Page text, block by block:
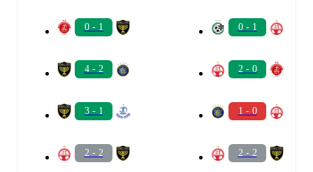
0 - 1
4 - 2
3 - 1
2 - 2
0 - 1
2 - 0
1 - 0
2 - 2